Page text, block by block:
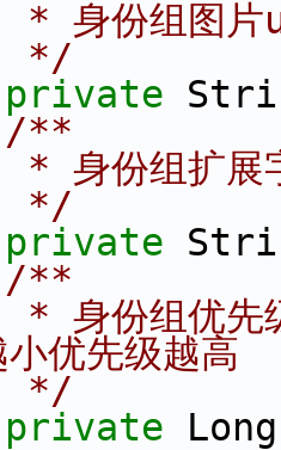
* 身份组图片
*/
private
**
* 身份组扩展
*/
private
**
* 身份组优先
优先级越高
*/
private